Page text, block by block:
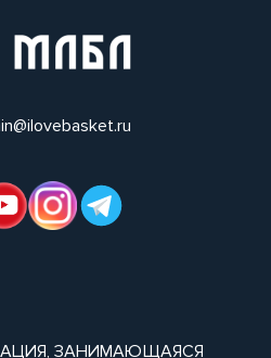
ЗАНИМАЮЩАЯСЯ